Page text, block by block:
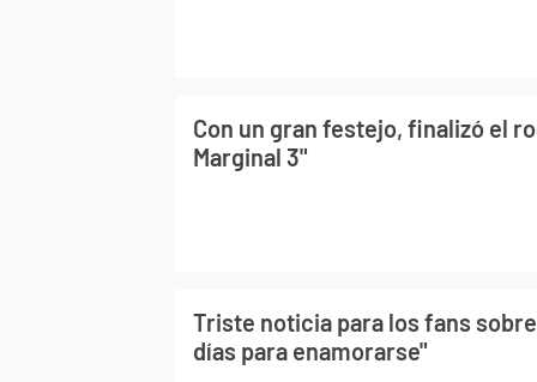
Con un gran festejo, finalizó el
Marginal 3"
Triste noticia para los fans
días para enamorarse"